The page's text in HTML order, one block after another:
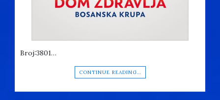
Broj:3801…
CONTINUE READING…